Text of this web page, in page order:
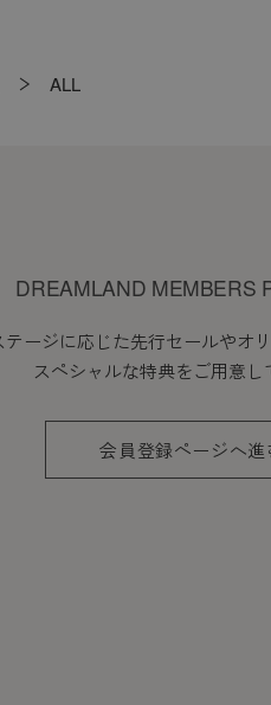
ALL
DREAMLAND MEMBERS
ージに応じた先行セールやオ
スペシャルな特典をご用意し
会員登録ページへ進